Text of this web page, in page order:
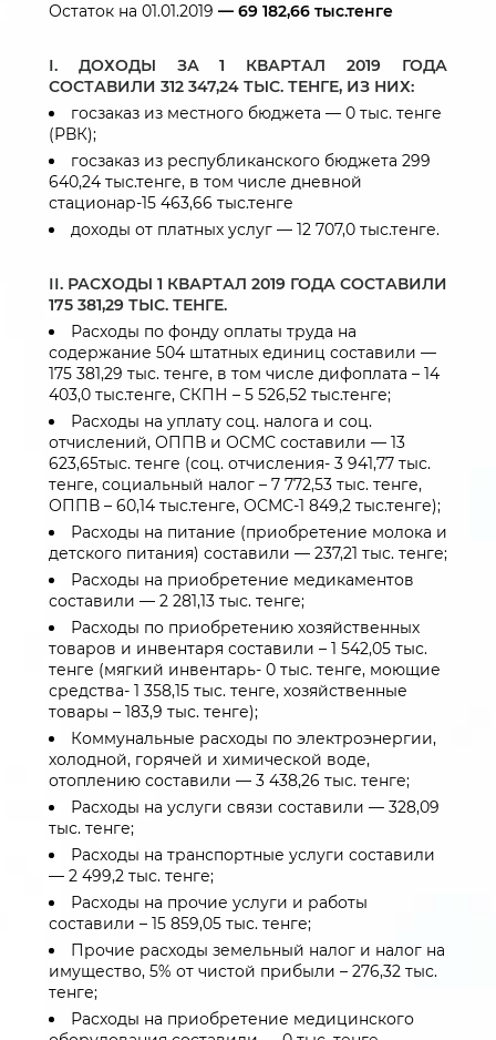
Остаток на 01.01.2019 — 69 182,66 тыс.тенге
І. ДОХОДЫ ЗА 1 КВАРТАЛ 2019 ГОДА
СОСТАВИЛИ 312 347,24 ТЫС. ТЕНГЕ, ИЗ НИХ:
госзаказ из местного бюджета — 0 тыс. тенге
(РВК);
госзаказ из республиканского бюджета 299
640,24 тыс.тенге, в том числе дневной
стационар-15 463,66 тыс.тенге
доходы от платных услуг — 12 707,0 тыс.тенге.
ІІ. РАСХОДЫ 1 КВАРТАЛ 2019 ГОДА СОСТАВИЛИ
175 381,29 ТЫС. ТЕНГЕ.
Расходы по фонду оплаты труда на
содержание 504 штатных единиц составили —
175 381,29 тыс. тенге, в том числе дифоплата – 14
403,0 тыс.тенге, СКПН – 5 526,52 тыс.тенге;
Расходы на уплату соц. налога и соц.
отчислений, ОППВ и ОСМС составили — 13
623,65тыс. тенге (соц. отчисления- 3 941,77 тыс.
тенге, социальный налог – 7 772,53 тыс. тенге,
ОППВ – 60,14 тыс.тенге, ОСМС-1 849,2 тыс.тенге);
Расходы на питание (приобретение молока и
детского питания) составили — 237,21 тыс. тенге;
Расходы на приобретение медикаментов
составили — 2 281,13 тыс. тенге;
Расходы по приобретению хозяйственных
товаров и инвентаря составили – 1 542,05 тыс.
тенге (мягкий инвентарь- 0 тыс. тенге, моющие
средства- 1 358,15 тыс. тенге, хозяйственные
товары – 183,9 тыс. тенге);
Коммунальные расходы по электроэнергии,
холодной, горячей и химической воде,
отоплению составили — 3 438,26 тыс. тенге;
Расходы на услуги связи составили — 328,09
тыс. тенге;
Расходы на транспортные услуги составили
— 2 499,2 тыс. тенге;
Расходы на прочие услуги и работы
составили – 15 859,05 тыс. тенге;
Прочие расходы земельный налог и налог на
имущество, 5% от чистой прибыли – 276,32 тыс.
тенге;
Расходы на приобретение медицинского